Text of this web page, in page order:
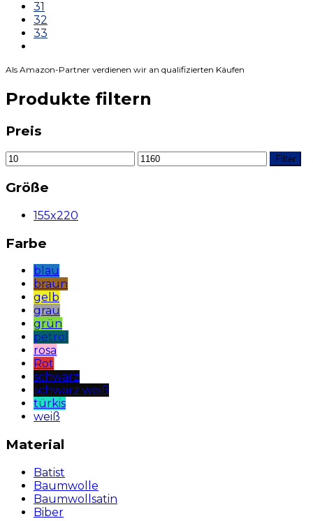
31
32
33
Als Amazon-Partner verdienen wir an qualifizierten Käufen
Produkte filtern
Preis
Filter
Größe
155x220
Farbe
blau
braun
gelb
grau
grün
petrol
rosa
Rot
schwarz
schwarz weiß
türkis
weiß
Material
Batist
Baumwolle
Baumwollsatin
Biber